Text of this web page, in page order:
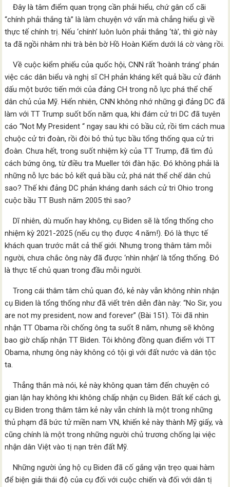
Đây là tâm điểm quan trọng cần phải hiểu, chứ gân cổ cãi
“chính phải thắng tà” là làm chuyện vớ vẩn mà chẳng hiểu gì về
thực tế chính trị. Nếu ‘chính’ luôn luôn phải thắng ‘tà’, thì giờ này
ta đã ngồi nhâm nhi trà bên bờ Hồ Hoàn Kiếm dưới lá cờ vàng rồi.
Về cuộc kiểm phiếu của quốc hội, CNN rất ‘hoành tráng’ phán
việc các dân biểu và nghị sĩ CH phản kháng kết quả bầu cử đánh
dấu một bước tiến mới của đảng CH trong nỗ lực phá thể chế
dân chủ của Mỹ. Hiển nhiên, CNN không nhớ những gì đảng DC đã
làm với TT Trump suốt bốn năm qua, khi đám cử tri DC đã tuyên
cáo “Not My President “ ngay sau khi có bầu cử, rồi tìm cách mua
chuộc cử tri đoàn, rồi đòi bỏ thủ tục bầu tổng thống qua cử tri
đoàn. Chưa hết, trong suốt nhiệm kỳ của TT Trump, đã tìm đủ
cách bứng ông, từ điều tra Mueller tới đàn hặc. Đó không phải là
những nỗ lực bác bỏ kết quả bầu cử, phá nát thể chế dân chủ
sao? Thế khi đảng DC phản kháng danh sách cử tri Ohio trong
cuộc bầu TT Bush năm 2005 thì sao?
Dĩ nhiên, dù muốn hay không, cụ Biden sẽ là tổng thống cho
nhiệm kỳ 2021-2025 (nếu cụ thọ được 4 năm!). Đó là thực tế
khách quan trước mắt cả thế giới. Nhưng trong thâm tâm mỗi
người, chưa chắc ông này đã được ‘nhìn nhận’ là tổng thống. Đó
là thực tế chủ quan trong đầu mỗi người.
Trong cái thâm tâm chủ quan đó, kẻ này vẫn không nhìn nhận
cụ Biden là tổng thống như đã viết trên diễn đàn này: “No Sir, you
are not my president, now and forever” (Bài 151). Tôi đã nhìn
nhận TT Obama rồi chống ông ta suốt 8 năm, nhưng sẽ không
bao giờ chấp nhận TT Biden. Tôi không đồng quan điểm với TT
Obama, nhưng ông này không có tội gì với đất nước và dân tộc
ta.
Thẳng thắn mà nói, kẻ này không quan tâm đến chuyện có
gian lận hay không khi không chấp nhận cụ Biden. Bất kể cách gì,
cụ Biden trong thâm tâm kẻ này vẫn chính là một trong những
thủ phạm đã bức tử miền nam VN, khiến kẻ này thành Mỹ giấy, và
cũng chính là một trong những người chủ trương chống lại việc
nhận dân Việt vào tị nạn trên đất Mỹ.
Những người ủng hộ cụ Biden đã cố gắng vặn trẹo quai hàm
để biện giải thái độ của cụ đối với cuộc chiến và đối với dân tị